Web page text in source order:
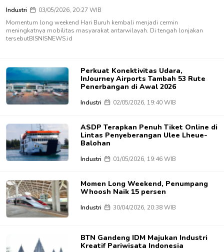
Industri
03/05/2026, 20:27 WIB
Momentum long weekend Hari Buruh kembali menjadi cermin
meningkatnya mobilitas masyarakat antarwilayah. Di tengah lonjakan
tersebutBISNISNEWS.id
Perkuat Konektivitas Udara,
InJourney Airports Tambah 53 Rute
Penerbangan di Awal 2026
Industri 02/05/2026, 19:40 WIB
ASDP Terapkan Penuh Tiket Online di
Lintas Penyeberangan Ulee Lheue-
Balohan
Industri 01/05/2026, 19:46 WIB
Momen Long Weekend, Penumpang
Whoosh Naik 15 persen
Industri 30/04/2026, 20:38 WIB
BTN Gandeng IDM Majukan Industri
Kreatif Pariwisata Indonesia